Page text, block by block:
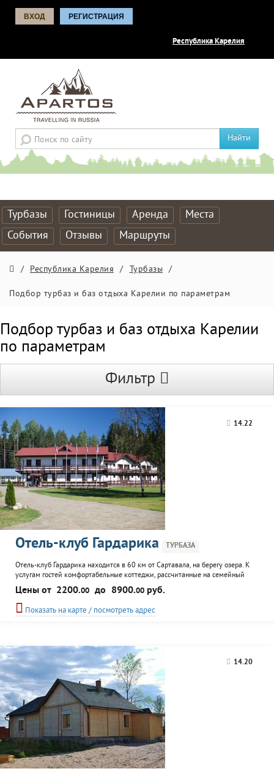
ВХОД РЕГИСТРАЦИЯ
Республика Карелия
Найти
Турбазы Гостиницы Аренда
Места
События
Отзывы Маршруты
/ Республика Карелия / Турбазы /
Подбор турбаз и баз отдыха Карелии по параметрам
Подбор турбаз и баз отдыха Карелии
по параметрам
Фильтр
14.22
Отель-клуб Гардарика ТУРБАЗА
Отель-клуб Гардарика находится в 60 км от Сартавала, на берегу озера. К
услугам гостей комфортабельные коттеджи, рассчитанные на семейный
отдых или на дружескую встречу большой компании. На территории клуба
работает ресторан, пункт проката туристического инвентаря. Опытные
инструкторы помогут в организации рыбной ловли или проведут экскурсию
по местным достопримечательностям. Возможна...
Цены от 2200.00 до 8900.00 руб.
Показать на карте / посмотреть адрес
14.20